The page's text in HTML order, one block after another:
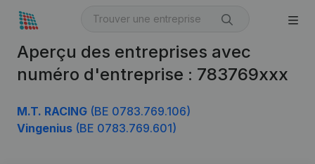
Aperçu des entreprises avec
numéro d'entreprise : 783769xxx
M.T. RACING (BE 0783.769.106)
Vingenius (BE 0783.769.601)